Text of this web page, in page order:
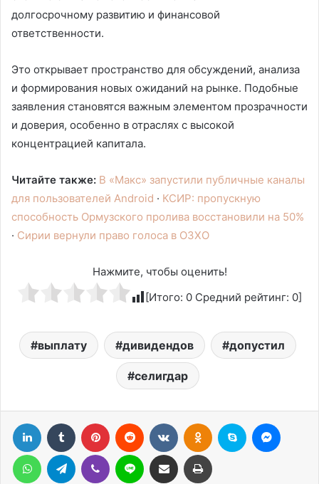
долгосрочному развитию и финансовой
ответственности.
Это открывает пространство для обсуждений, анализа
и формирования новых ожиданий на рынке. Подобные
заявления становятся важным элементом прозрачности
и доверия, особенно в отраслях с высокой
концентрацией капитала.
Читайте также: В «Макс» запустили публичные каналы
для пользователей Android · КСИР: пропускную
способность Ормузского пролива восстановили на 50%
· Сирии вернули право голоса в ОЗХО
Нажмите, чтобы оценить!
[Итого: 0 Средний рейтинг: 0]
выплату дивидендов допустил
селигдар
LinkedIn Tumblr Pinterest Reddit ВконтактеОдноклассники
Skype
WhatsAppTelegram Viber Line Поделиться через электронную почту Печатать